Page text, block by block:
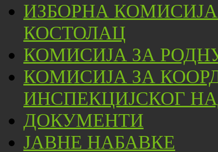
ИЗБОРНА
КОСТОЛАЦ
КОМИСИЈА ЗА
КОМИСИЈА ЗА
ИНСПЕКЦИЈСКОГ
ДОКУМЕНТИ
ЈАВНЕ НАБАВКЕ